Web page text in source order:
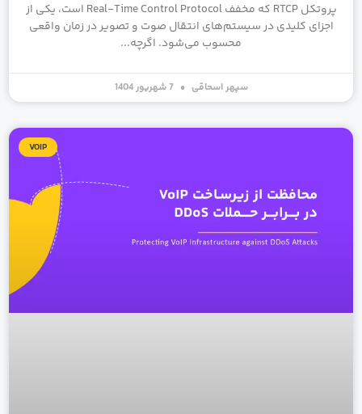
پروتکل RTCP که مخفف Real-Time Control Protocol است، یکی از
اجزای کلیدی در سیستم‌های انتقال صوت و تصویر در زمان واقعی
محسوب می‌شود. اگرچه
سپهر اسحاقی
VOIP